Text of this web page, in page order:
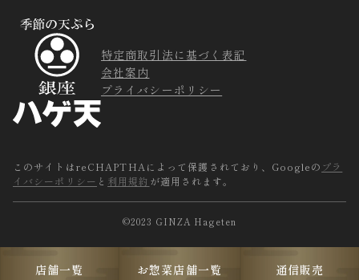
店舗一覧 お惣菜店舗一覧 通信販売
特定商取引法に基づく表記
会社案内
プライバシーポリシー
このサイトはreCHAPTHAによって保護されており、Googleの プラ
イバシーポリシー と 利用規約 が適用されます。
©2023 GINZA Hageten